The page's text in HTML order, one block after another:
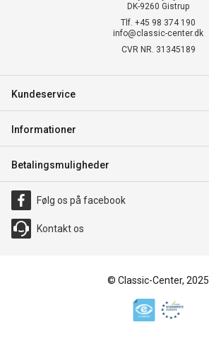
DK-9260 Gistrup
Tlf. +45 98 374 190
info@classic-center.dk
CVR NR. 31345189
Kundeservice
Informationer
Betalingsmuligheder
Følg os på facebook
Kontakt os
© Classic-Center, 2025